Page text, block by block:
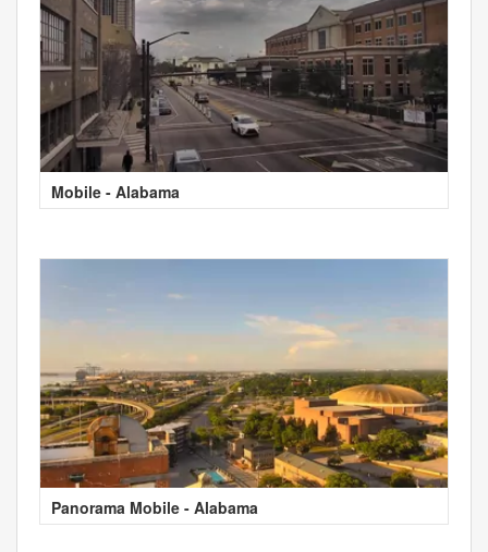
Mobile - Alabama
Panorama Mobile - Alabama